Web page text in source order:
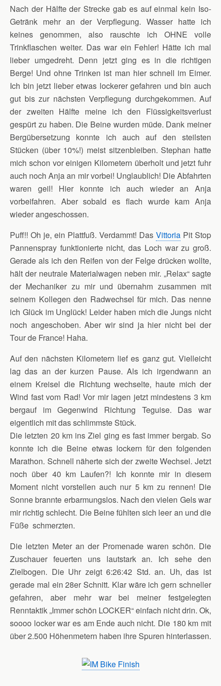
Nach der Hälfte der Strecke gab es auf einmal kein Iso-
Getränk mehr an der Verpflegung. Wasser hatte ich
keines genommen, also rauschte ich OHNE volle
Trinkflaschen weiter. Das war ein Fehler! Hätte ich mal
lieber umgedreht. Denn jetzt ging es in die richtigen
Berge! Und ohne Trinken ist man hier schnell im Eimer.
Ich bin jetzt lieber etwas lockerer gefahren und bin auch
gut bis zur nächsten Verpflegung durchgekommen. Auf
der zweiten Hälfte meine ich den Flüssigkeitsverlust
gespürt zu haben. Die Beine wurden müde. Dank meiner
Bergübersetzung konnte ich auch auf den steilsten
Stücken (über 10%!) meist sitzenbleiben. Stephan hatte
mich schon vor einigen Kilometern überholt und jetzt fuhr
auch noch Anja an mir vorbei! Unglaublich! Die Abfahrten
waren geil! Hier konnte ich auch wieder an Anja
vorbeifahren. Aber sobald es flach wurde kam Anja
wieder angeschossen.
Puff!! Oh je, ein Plattfuß. Verdammt! Das Vittoria Pit Stop
Pannenspray funktionierte nicht, das Loch war zu groß.
Gerade als ich den Reifen von der Felge drücken wollte,
hält der neutrale Materialwagen neben mir. „Relax“ sagte
der Mechaniker zu mir und übernahm zusammen mit
seinem Kollegen den Radwechsel für mich. Das nenne
ich Glück im Unglück! Leider haben mich die Jungs nicht
noch angeschoben. Aber wir sind ja hier nicht bei der
Tour de France! Haha.
Auf den nächsten Kilometern lief es ganz gut. Vielleicht
lag das an der kurzen Pause. Als ich irgendwann an
einem Kreisel die Richtung wechselte, haute mich der
Wind fast vom Rad! Vor mir lagen jetzt mindestens 3 km
bergauf im Gegenwind Richtung Teguise. Das war
eigentlich mit das schlimmste Stück.
Die letzten 20 km ins Ziel ging es fast immer bergab. So
konnte ich die Beine etwas lockern für den folgenden
Marathon. Schnell näherte sich der zweite Wechsel. Jetzt
noch über 40 km Laufen?! Ich konnte mir in diesem
Moment nicht vorstellen auch nur 5 km zu rennen! Die
Sonne brannte erbarmungslos. Nach den vielen Gels war
mir richtig schlecht. Die Beine fühlten sich leer an und die
Füße schmerzten.
Die letzten Meter an der Promenade waren schön. Die
Zuschauer feuerten uns lautstark an. Ich sehe den
Zielbogen. Die Uhr zeigt 6:26:42 Std. an. Uh, das ist
gerade mal ein 28er Schnitt. Klar wäre ich gern schneller
gefahren, aber mehr war bei meiner festgelegten
Renntaktik „Immer schön LOCKER“ einfach nicht drin. Ok,
soooo locker war es am Ende auch nicht. Die 180 km mit
über 2.500 Höhenmetern haben ihre Spuren hinterlassen.